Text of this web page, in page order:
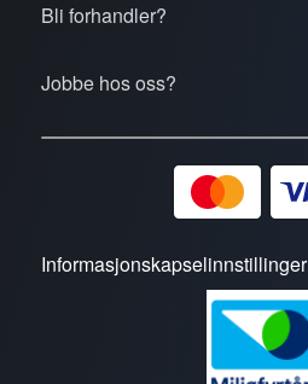
Bli forhandler?
Jobbe hos oss?
Informasjonskapselinnstillinger